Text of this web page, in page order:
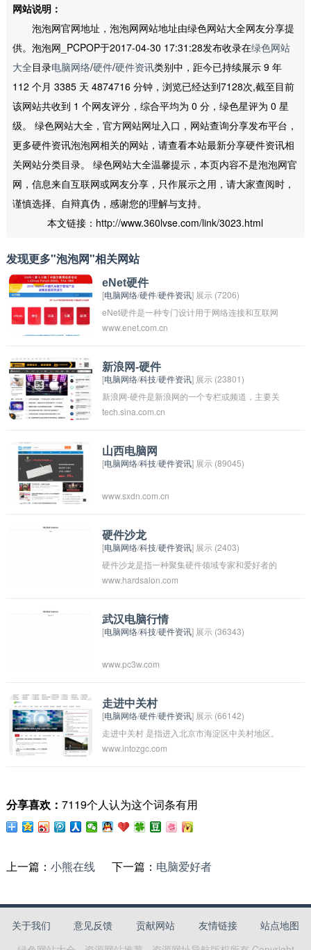
网站说明：
泡泡网官网地址，泡泡网网站地址由绿色网站大全网友分享提
供。泡泡网_PCPOP于2017-04-30 17:31:28发布收录在绿色网站
大全目录电脑网络/硬件/硬件资讯类别中，距今已持续展示 9 年
112 个月 3385 天 4874716 分钟，浏览已经达到7128次,截至目前
该网站共收到 1 个网友评分，综合平均为 0 分，绿色星评为 0 星
级。 绿色网站大全，官方网站网址入口，网站查询分享发布平台，
更多硬件资讯泡泡网相关的网站，请查看本站最新分享硬件资讯相
关网站分类目录。 绿色网站大全温馨提示，本页内容不是泡泡网官
网，信息来自互联网或网友分享，只作展示之用，请大家查阅时，
谨慎选择、自辩真伪，感谢您的理解与支持。
本文链接：http://www.360lvse.com/link/3023.html
发现更多"泡泡网"相关网站
eNet硬件
[电脑网络/硬件/硬件资讯] 展示 (7206)
eNet硬件是一种专门设计用于网络连接和互联网
接入的硬件设备。它通常用于建立局域网
传输、网络管理和安全性保护。eNet硬件可以是
路由器、交换机、防火墙、网关等设备，用于支
持和管理网络通信。它们是网络基础设施的重要
组成部分，帮助用户实现高速、稳定和安全的网
www.enet.com.cn
新浪网-硬件
[电脑网络/科技/硬件资讯] 展示 (23801)
新浪网-硬件是新浪网的一个专栏或频道，主要关
注硬件领域的新闻、资讯、评测和测评等内容。
备等硬件产品的相关信息，为用户提供最新的科
技动态和产品推荐。用户可以在新浪网-硬件上了
参考。
tech.sina.com.cn
山西电脑网
[电脑网络/科技/硬件资讯] 展示 (89045)
www.sxdn.com.cn
硬件沙龙
[电脑网络/科技/硬件资讯] 展示 (2403)
硬件沙龙是指一种聚集硬件领域专家和爱好者的
活动。在硬件沙龙中，参与者可以分享关于硬件
可以讨论最新的硬件技术发展和趋势。硬件沙龙
通常会举办讲座、讨论会、展示和比赛等活动，
的创新和发展。硬件沙龙也是一个学习和交流的
领域的技术水平和影响力。
www.hardsalon.com
武汉电脑行情
[电脑网络/科技/硬件资讯] 展示 (36343)
www.pc3w.com
走进中关村
[电脑网络/硬件/硬件资讯] 展示 (66142)
走进中关村 是指进入北京市海淀区中关村地区。
中关村是中国乃至全球最大的科技企业集聚地之
引了大量科技企业、创业者和投资者。走进中关
村，意味着融入科技创新的氛围，体验前沿科技
www.intozgc.com
分享喜欢： 7119个人认为这个词条有用
上一篇： 小熊在线 下一篇： 电脑爱好者
关于我们 意见反馈 贡献网站 友情链接
站点地图